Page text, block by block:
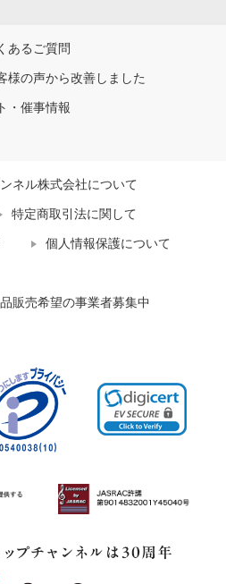
あるご質問
様の声から改善しました
・催事情報
ネル株式会社について
特定商取引法に関して
個人情報保護について
販売希望の事業者募集中